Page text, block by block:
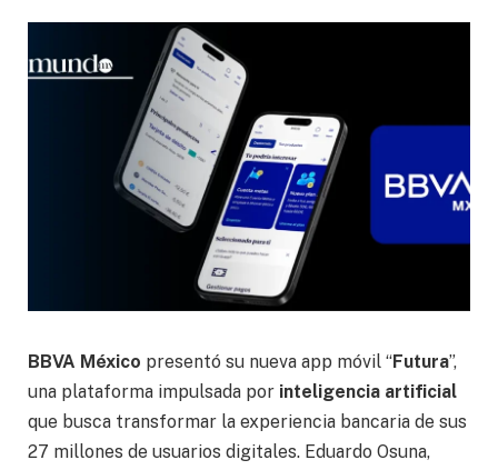
BBVA México presentó su nueva app móvil “Futura”,
una plataforma impulsada por inteligencia artificial
que busca transformar la experiencia bancaria de sus
27 millones de usuarios digitales. Eduardo Osuna,